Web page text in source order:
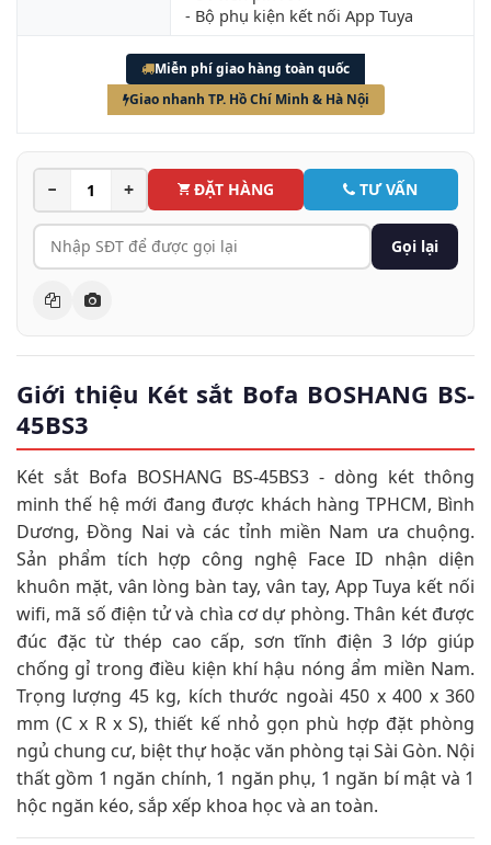
- Bộ phụ kiện kết nối App Tuya
Miễn phí giao hàng toàn quốc
Giao nhanh TP. Hồ Chí Minh & Hà Nội
− + ĐẶT HÀNG TƯ VẤN
Gọi lại
Giới thiệu Két sắt Bofa BOSHANG BS-
45BS3
Két sắt Bofa BOSHANG BS-45BS3 - dòng két thông
minh thế hệ mới đang được khách hàng TPHCM, Bình
Dương, Đồng Nai và các tỉnh miền Nam ưa chuộng.
Sản phẩm tích hợp công nghệ Face ID nhận diện
khuôn mặt, vân lòng bàn tay, vân tay, App Tuya kết nối
wifi, mã số điện tử và chìa cơ dự phòng. Thân két được
đúc đặc từ thép cao cấp, sơn tĩnh điện 3 lớp giúp
chống gỉ trong điều kiện khí hậu nóng ẩm miền Nam.
Trọng lượng 45 kg, kích thước ngoài 450 x 400 x 360
mm (C x R x S), thiết kế nhỏ gọn phù hợp đặt phòng
ngủ chung cư, biệt thự hoặc văn phòng tại Sài Gòn. Nội
thất gồm 1 ngăn chính, 1 ngăn phụ, 1 ngăn bí mật và 1
hộc ngăn kéo, sắp xếp khoa học và an toàn.